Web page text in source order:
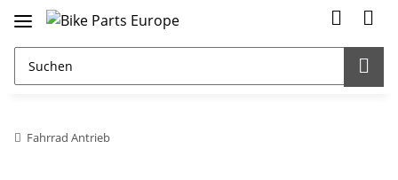
Fahrrad Antrieb